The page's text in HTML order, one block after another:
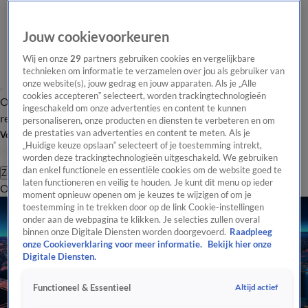
Overzicht Laatste nieuws Regionieuws Het beste van Hart
Tip de
redactie
Volg Hart van Nederland
Zoeken
OverzichtRegioUitzendingenWeerTip de redactiePanelVideo's
Jouw cookievoorkeuren
Wij en onze29 partners gebruiken cookies en vergelijkbare
technieken om informatie te verzamelen over jou als gebruiker van
onze website(s), jouw gedrag en jouw apparaten. Als je „Alle
cookies accepteren” selecteert, worden trackingtechnologieën
ingeschakeld om onze advertenties en content te kunnen
personaliseren, onze producten en diensten te verbeteren en om
de prestaties van advertenties en content te meten. Als je
„Huidige keuze opslaan” selecteert of je toestemming intrekt,
worden deze trackingtechnologieën uitgeschakeld. We gebruiken
dan enkel functionele en essentiële cookies om de website goed te
laten functioneren en veilig te houden. Je kunt dit menu op ieder
moment opnieuw openen om je keuzes te wijzigen of om je
toestemming in te trekken door op de link Cookie-instellingen
onder aan de webpagina te klikken. Je selecties zullen overal
binnen onze Digitale Diensten worden doorgevoerd. Raadpleeg
onze Cookieverklaring voor meer informatie.
Bekijk hier onze
Digitale Diensten.
Functioneel & Essentieel Altijd actief